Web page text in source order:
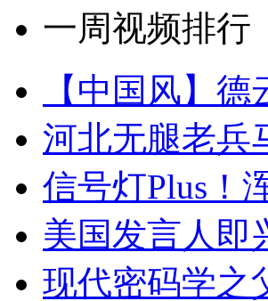
一周视频排行
【中国风】
河北无腿老兵
信号灯Plus！
美国发言人即
现代密码学